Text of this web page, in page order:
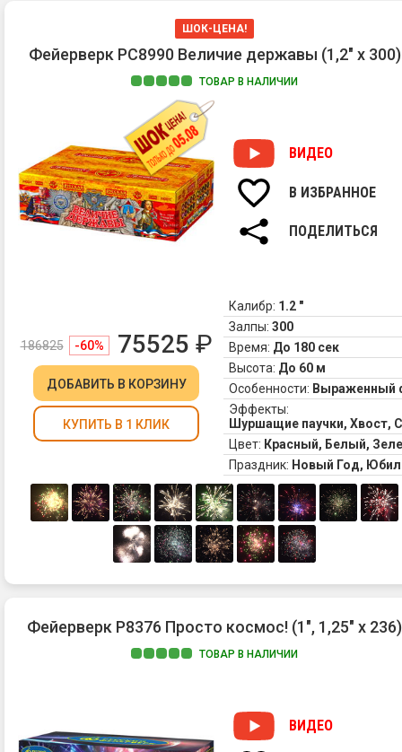
ШОК-ЦЕНА!
Фейерверк РС8990 Величие державы (1,2" х 300)
ТОВАР В НАЛИЧИИ
ВИДЕО
В ИЗБРАННОЕ
ПОДЕЛИТЬСЯ
186825 -60% 75525 ₽
ДОБАВИТЬ В КОРЗИНУ
КУПИТЬ В 1 КЛИК
Калибр: 1.2 "
Залпы: 300
Время: До 180 сек
Высота: До 60 м
Особенности: Выраженный
Эффекты:
Шуршащие паучки, Хвост,
Цвет: Красный, Белый,
Праздник: Новый Год,
Фейерверк Р8376 Просто космос! (1", 1,25" х 236)
ТОВАР В НАЛИЧИИ
ВИДЕО